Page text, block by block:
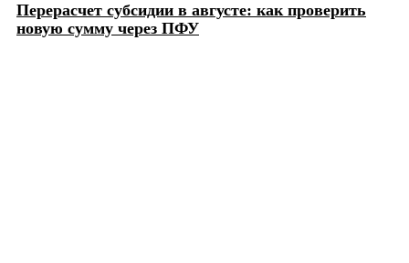
Перерасчет субсидии в августе: как проверить
новую сумму через ПФУ